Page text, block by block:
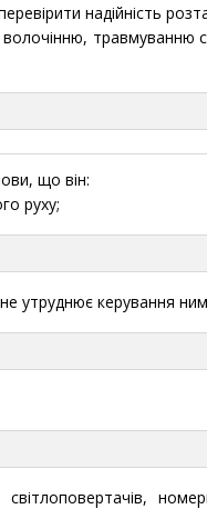
надійність
що він:
руху;
утруднює керування
світлоповертачів,